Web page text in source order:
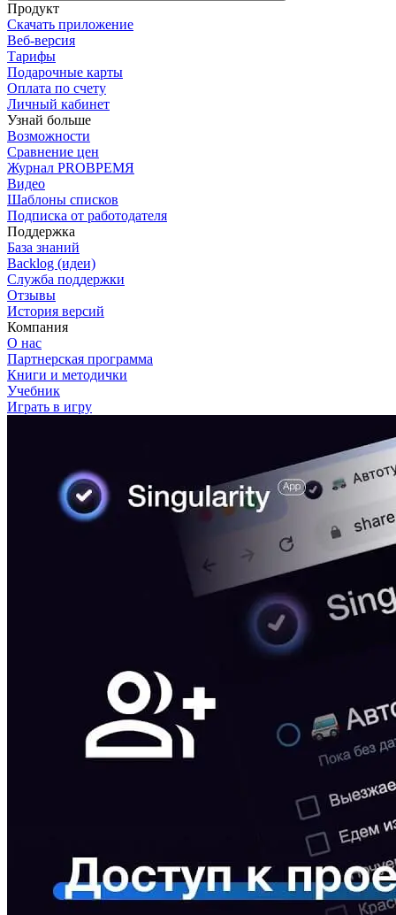
Продукт
Скачать приложение
Веб-версия
Тарифы
Подарочные карты
Оплата по счету
Личный кабинет
Узнай больше
Возможности
Сравнение цен
Журнал PROВРЕМЯ
Видео
Шаблоны списков
Подписка от работодателя
Поддержка
База знаний
Backlog (идеи)
Служба поддержки
Отзывы
История версий
Компания
О нас
Партнерская программа
Книги и методички
Учебник
Играть в игру